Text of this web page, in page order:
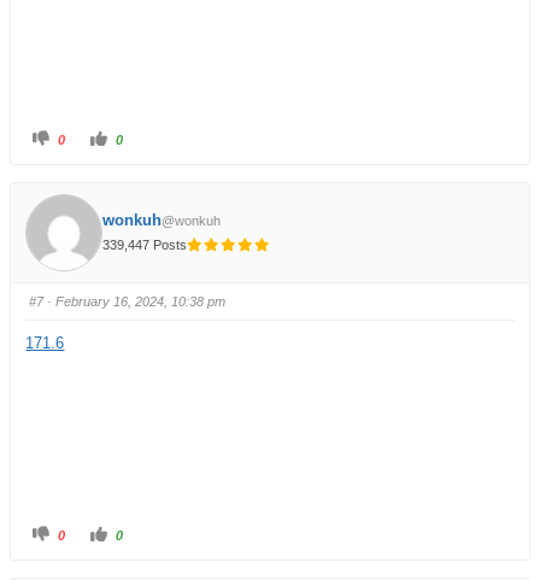
0 0
wonkuh@wonkuh
339,447 Posts
#7· February 16, 2024, 10:38 pm
171.6
0 0